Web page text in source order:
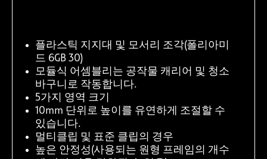
플라스틱 지지대 및 모서리 조각(폴리아미
드 6GB 30)
모듈식 어셈블리는 공작물 캐리어 및 청소
바구니로 작동합니다.
5가지 영역 크기
10mm 단위로 높이를 유연하게 조절할 수
있습니다.
멀티클립 및 표준 클립의 경우
높은 안정성(사용되는 원형 프레임의 개수